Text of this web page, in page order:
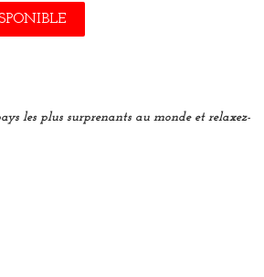
les plus surprenants au monde et relaxez-